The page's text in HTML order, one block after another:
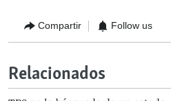
Compartir Follow us
Relacionados